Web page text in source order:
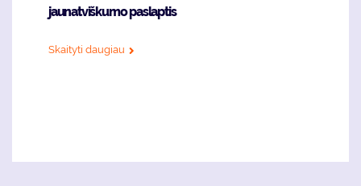
jaunatviškumo paslaptis
Skaityti daugiau